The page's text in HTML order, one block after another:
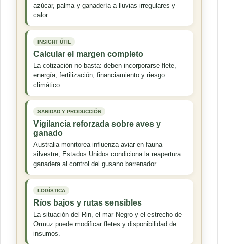
azúcar, palma y ganadería a lluvias irregulares y
calor.
INSIGHT ÚTIL
Calcular el margen completo
La cotización no basta: deben incorporarse flete,
energía, fertilización, financiamiento y riesgo
climático.
SANIDAD Y PRODUCCIÓN
Vigilancia reforzada sobre aves y
ganado
Australia monitorea influenza aviar en fauna
silvestre; Estados Unidos condiciona la reapertura
ganadera al control del gusano barrenador.
LOGÍSTICA
Ríos bajos y rutas sensibles
La situación del Rin, el mar Negro y el estrecho de
Ormuz puede modificar fletes y disponibilidad de
insumos.